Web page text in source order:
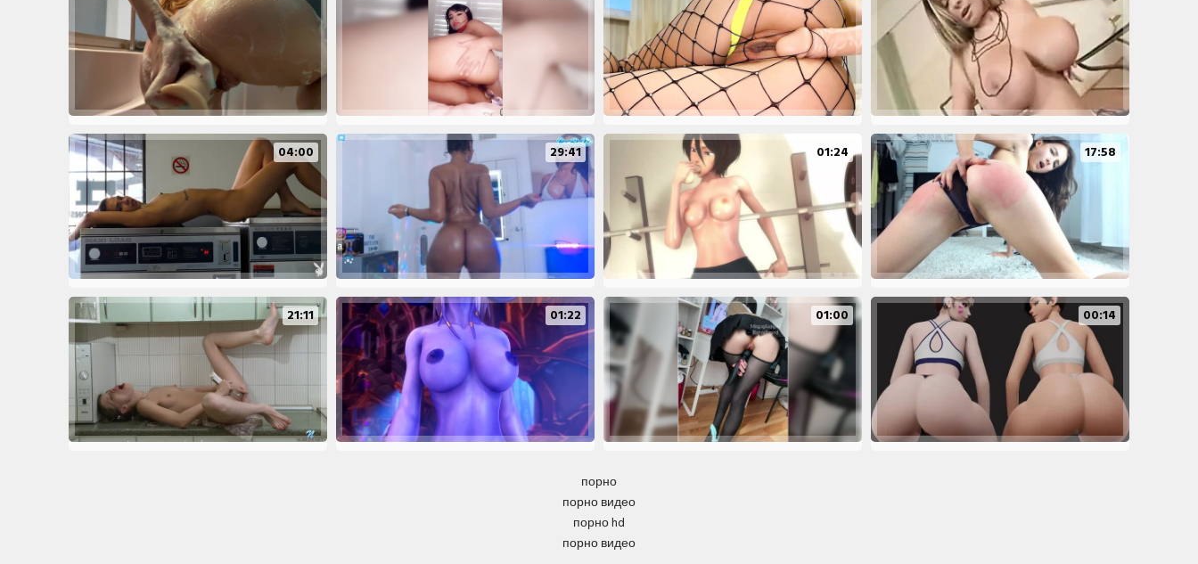
04:00 29:41 01:24 17:58
21:11 01:22 01:00 00:14
порно
порно видео
порно hd
порно видео